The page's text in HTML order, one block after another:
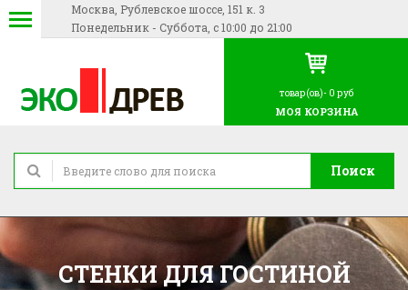
Москва, Рублевское шоссе, 151 к. 3
Понедельник - Суббота, с 10:00 до 21:00
Поиск
товар(ов)- 0 руб
МОЯ КОРЗИНА
СТЕНКИ ДЛЯ ГОСТИНОЙ